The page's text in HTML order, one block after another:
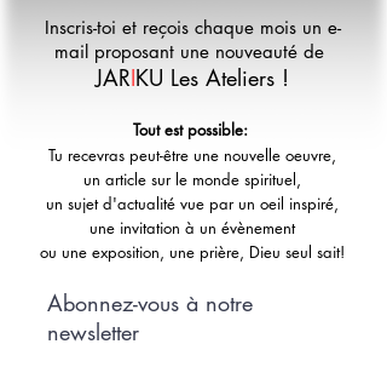
Inscris-toi et reçois chaque mois un e-
mail proposant une nouveauté de
JARIKU Les Ateliers !
Tout est possible:
Tu recevras peut-être une nouvelle oeuvre,
un article sur le monde spirituel,
un sujet d'actualité vue par un oeil inspiré,
une invitation à un évènement
ou une exposition, une prière, Dieu seul sait!
Abonnez-vous à notre
newsletter